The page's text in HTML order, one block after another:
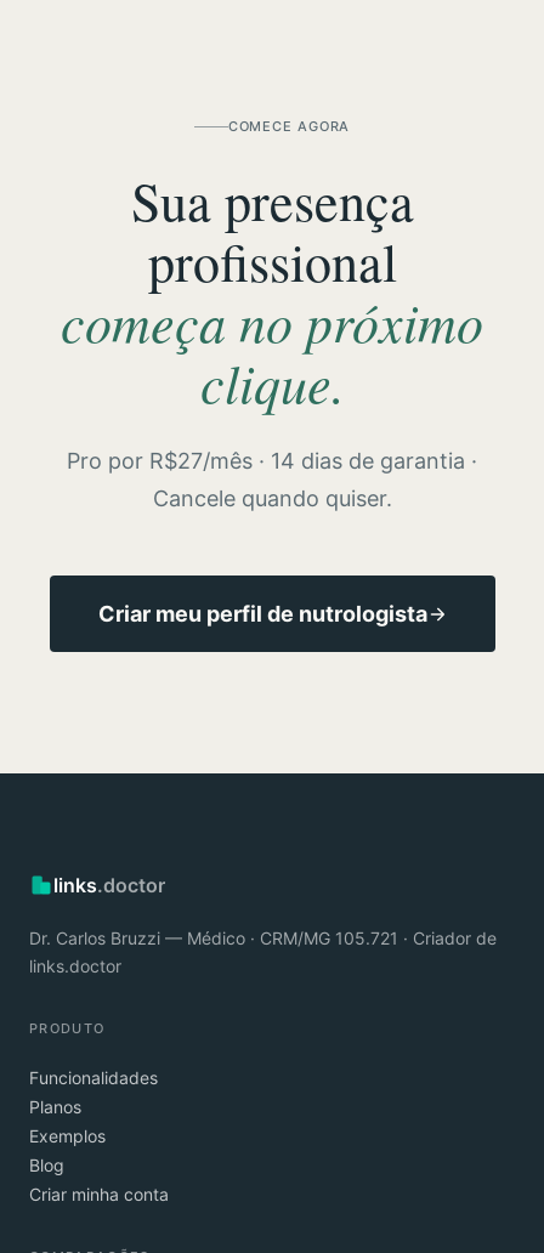
COMECE AGORA
Sua presença
profissional
começa no próximo
clique.
Pro por R$27/mês · 14 dias de garantia ·
Cancele quando quiser.
Criar meu perfil de nutrologista
links.doctor
Dr. Carlos Bruzzi — Médico · CRM/MG 105.721 · Criador de
links.doctor
PRODUTO
Funcionalidades
Planos
Exemplos
Blog
Criar minha conta